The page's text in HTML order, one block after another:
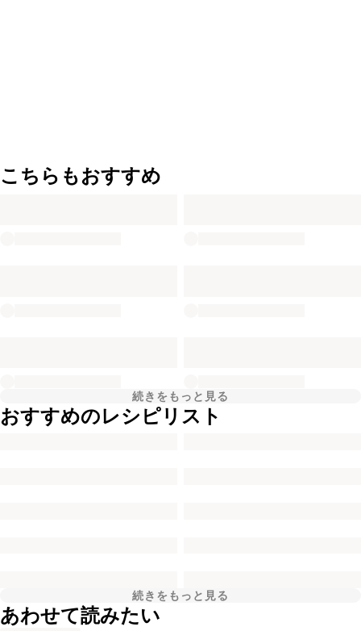
こちらもおすすめ
続きをもっと見る
おすすめのレシピリスト
続きをもっと見る
あわせて読みたい